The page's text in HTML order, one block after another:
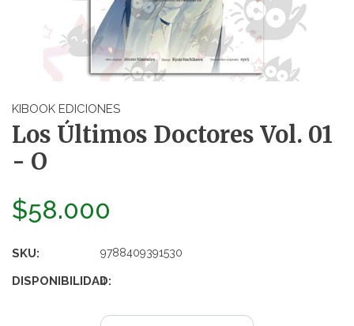
KIBOOK EDICIONES
Los Últimos Doctores Vol. 01
- O
$58.000
SKU: 9788409391530
DISPONIBILIDAD:
4